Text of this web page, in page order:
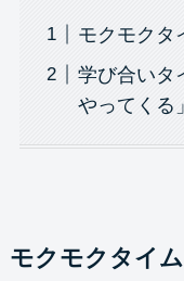
モクモクタ
学び合いタ
やってくる」
モクモクタイム